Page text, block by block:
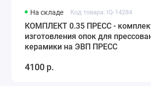
На складе Код товара: IQ-14284
КОМПЛЕКТ 0.35 ПРЕСС -
изготовления опок для
керамики на ЭВП ПРЕСС
4100 р.